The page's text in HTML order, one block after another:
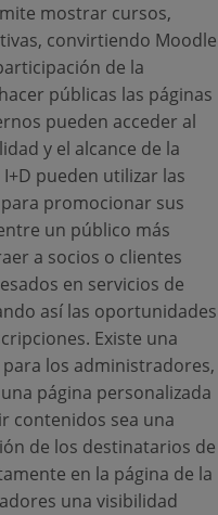
mostrar cursos,
convirtiendo Moodle
de la
públicas las páginas
pueden acceder al
y el alcance de la
pueden utilizar las
promocionar sus
un público más
a socios o clientes
en servicios de
así las oportunidades
Existe una
los administradores,
página personalizada
contenidos sea una
de los destinatarios de
en la página de la
una visibilidad